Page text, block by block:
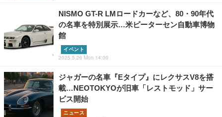
NISMO GT-R LMロードカーなど、80・90年代
の名車を特別展示…米ピーターセン自動車博物
館
イベント
2025.5.26 Mon 14:00
ジャガーの名車『Eタイプ』にレクサスV8を搭
載…NEOTOKYOが旧車「レストモッド」サー
ビス開始
ニュース